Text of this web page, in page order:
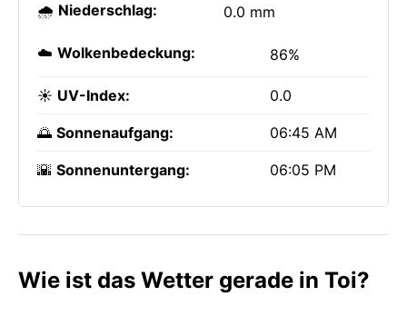
🌧️ Niederschlag: 0.0 mm
☁️ Wolkenbedeckung: 86%
☀️ UV-Index: 0.0
🌅 Sonnenaufgang: 06:45 AM
🌇 Sonnenuntergang: 06:05 PM
Wie ist das Wetter gerade in Toi?